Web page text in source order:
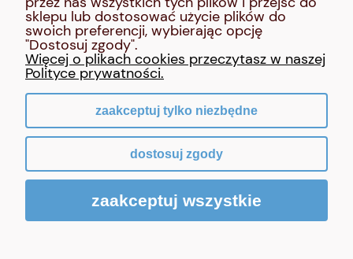
O NAS
pokaż pełną wersję strony
Sklep internetowy Shoper Premium
sklepu lub dostosować użycie plików do
swoich preferencji, wybierając opcję
"Dostosuj zgody".
Więcej o plikach cookies przeczytasz w naszej
Polityce prywatności.
zaakceptuj tylko niezbędne
dostosuj zgody
zaakceptuj wszystkie